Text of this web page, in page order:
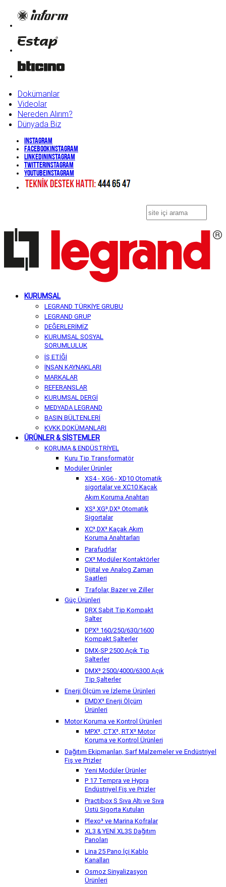
Dokümanlar
Videolar
Nereden Alırım?
Dünyada Biz
Instagram
Facebook Instagram
Linkedin Instagram
Twitter Instagram
YouTube Instagram
KURUMSAL
LEGRAND TÜRKİYE GRUBU
LEGRAND GRUP
DEĞERLERİMİZ
KURUMSAL SOSYAL
SORUMLULUK
İŞ ETİĞİ
İNSAN KAYNAKLARI
MARKALAR
REFERANSLAR
KURUMSAL DERGİ
MEDYADA LEGRAND
BASIN BÜLTENLERİ
KVKK DOKÜMANLARI
ÜRÜNLER & SİSTEMLER
KORUMA & ENDÜSTRİYEL
Kuru Tip Transformatör
Modüler Ürünler
XS4 - XG6 - XD10 Otomatik
sigortalar ve XC10 Kaçak
Akım Koruma Anahtarı
XS³,XG³,DX³ Otomatik
Sigortalar
XC³,DX³ Kaçak Akım
Koruma Anahtarları
Parafudrlar
CX³ Modüler Kontaktörler
Dijital ve Analog Zaman
Saatleri
Trafolar, Bazer ve Ziller
Güç Ürünleri
DRX Sabit Tip Kompakt
Şalter
DPX³ 160/250/630/1600
Kompakt Şalterler
DMX-SP 2500 Açık Tip
Şalterler
DMX³ 2500/4000/6300 Açık
Tip Şalterler
Enerji Ölçüm ve İzleme Ürünleri
EMDX³ Enerji Ölçüm
Ürünleri
Motor Koruma ve Kontrol Ürünleri
MPX³, CTX³, RTX³ Motor
Koruma ve Kontrol Ürünleri
Dağıtım Ekipmanları, Sarf Malzemeler ve Endüstriyel
Fiş ve Prizler
Yeni Modüler Ürünler
P 17 Tempra ve Hypra
Endüstriyel Fiş ve Prizler
Practibox S Sıva Altı ve Sıva
Üstü Sigorta Kutuları
Plexo³ ve Marina Kofralar
XL3 & YENİ XL3S Dağıtım
Panoları
Lina 25 Pano İçi Kablo
Kanalları
Osmoz Sinyalizasyon
Ürünleri